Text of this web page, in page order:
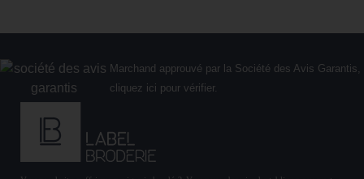
Marchand approuvé par la Société des Avis Garantis,
cliquez ici pour vérifier.